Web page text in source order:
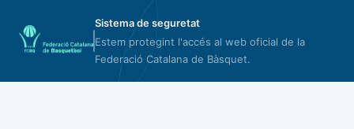
Sistema de seguretat
Estem protegint l'accés al web oficial de la
Federació Catalana de Bàsquet.